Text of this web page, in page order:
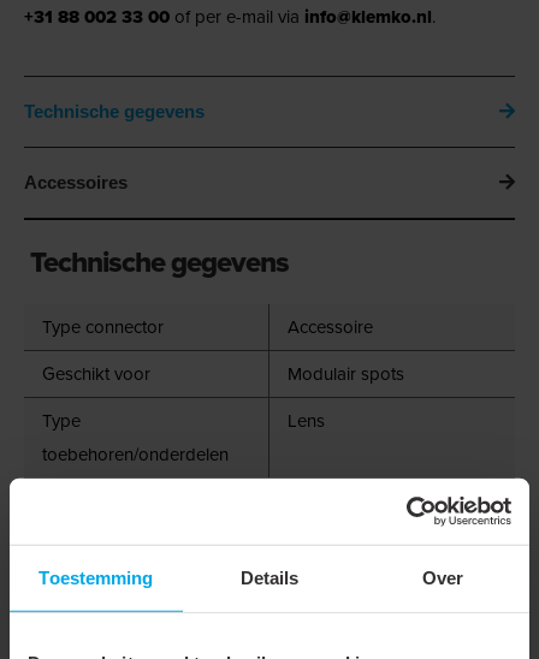
Toestemming Details Over
+31 88 002 33 00 of per e-mail via info@klemko.nl.
Technische gegevens
Accessoires
Technische gegevens
Type connector
Accessoire
Geschikt voor
Modulair spots
Type
toebehoren/onderdelen
Lens
Diameter
90 mm
Onderdeel serie